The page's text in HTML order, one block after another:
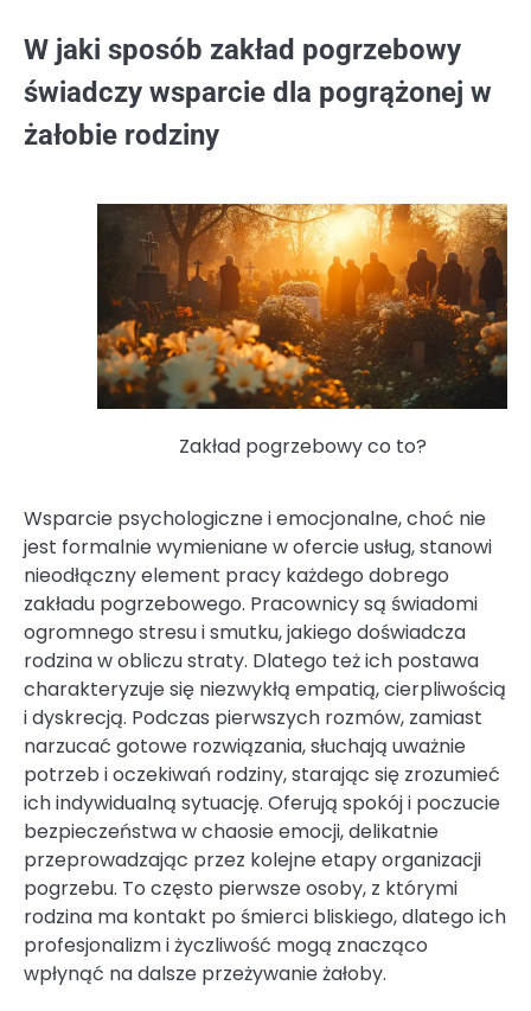
W jaki sposób zakład pogrzebowy
świadczy wsparcie dla pogrążonej w
żałobie rodziny
Zakład pogrzebowy co to?
Wsparcie psychologiczne i emocjonalne, choć nie
jest formalnie wymieniane w ofercie usług, stanowi
nieodłączny element pracy każdego dobrego
zakładu pogrzebowego. Pracownicy są świadomi
ogromnego stresu i smutku, jakiego doświadcza
rodzina w obliczu straty. Dlatego też ich postawa
charakteryzuje się niezwykłą empatią, cierpliwością
i dyskrecją. Podczas pierwszych rozmów, zamiast
narzucać gotowe rozwiązania, słuchają uważnie
potrzeb i oczekiwań rodziny, starając się zrozumieć
ich indywidualną sytuację. Oferują spokój i poczucie
bezpieczeństwa w chaosie emocji, delikatnie
przeprowadzając przez kolejne etapy organizacji
pogrzebu. To często pierwsze osoby, z którymi
rodzina ma kontakt po śmierci bliskiego, dlatego ich
profesjonalizm i życzliwość mogą znacząco
wpłynąć na dalsze przeżywanie żałoby.